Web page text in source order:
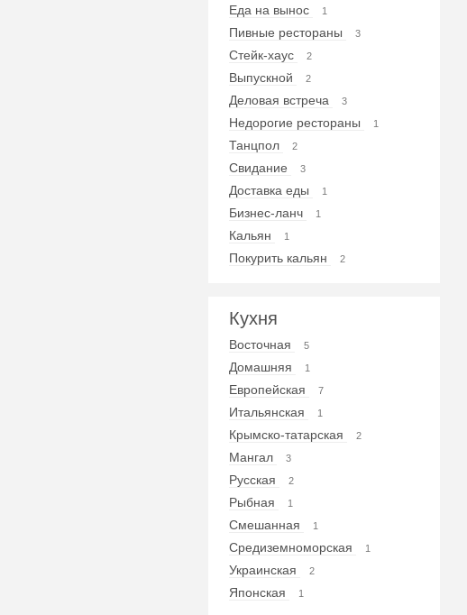
Еда на вынос 1
Пивные рестораны 3
Стейк-хаус 2
Выпускной 2
Деловая встреча 3
Недорогие рестораны 1
Танцпол 2
Свидание 3
Доставка еды 1
Бизнес-ланч 1
Кальян 1
Покурить кальян 2
Кухня
Восточная 5
Домашняя 1
Европейская 7
Итальянская 1
Крымско-татарская 2
Мангал 3
Русская 2
Рыбная 1
Смешанная 1
Средиземноморская 1
Украинская 2
Японская 1